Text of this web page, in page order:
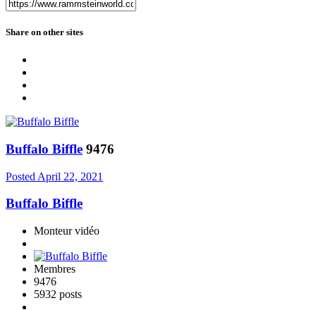
Share on other sites
Buffalo Biffle 9476
Posted April 22, 2021
Buffalo Biffle
Monteur vidéo
Membres
9476
5932 posts